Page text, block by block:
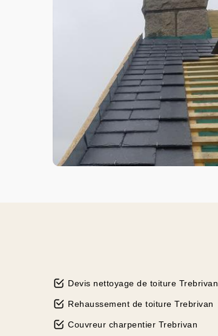
Devis nettoyage de toiture Trebrivan
Rehaussement de toiture Trebrivan
Couvreur charpentier Trebrivan